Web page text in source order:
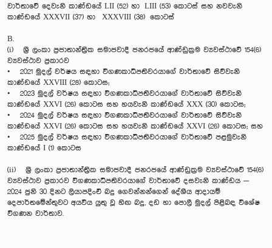
වාර්තාවේ දෙවැනි කාණ්ඩයේ LII (52) හා LIII (53) කොටස් සහ නවවැනි
කාණ්ඩයේ XXXVII (37) හා XXXVIII (38) කොටස්
B.
(i) ශ්‍රී ලංකා ප්‍රජාතාන්ත්‍රික සමාජවාදී ජනරජයේ ආණ්ඩුක්‍රම ව්‍යවස්ථාවේ 154(6)
ව්‍යවස්ථාව ප්‍රකාරව
• 2021 මුදල් වර්ෂය සඳහා විගණකාධිපතිවරයාගේ වාර්තාවේ සිව්වැනි
කාණ්ඩයේ XXVIII (28) කොටස;
• 2023 මුදල් වර්ෂය සඳහා විගණකාධිපතිවරයාගේ වාර්තාවේ සිව්වැනි
කාණ්ඩයේ XXVI (26) කොටස සහ හයවැනි කාණ්ඩයේ XXX (30) කොටස;
• 2024 මුදල් වර්ෂය සඳහා විගණකාධිපතිවරයාගේ වාර්තාවේ සිව්වැනි
කාණ්ඩයේ XXVI (26) කොටස සහ හයවැනි කාණ්ඩයේ XXVI (26) කොටස; සහ
• 2025 මුදල් වර්ෂය සඳහා විගණකාධිපතිවරයාගේ වාර්තාවේ පළමුවැනි
කාණ්ඩයේ I (1) කොටස
(ii) ශ්‍රී ලංකා ප්‍රජාතාන්ත්‍රික සමාජවාදී ජනරජයේ ආණ්ඩුක්‍රම ව්‍යවස්ථාවේ 154(6)
ව්‍යවස්ථාව ප්‍රකාරව විගණකාධිපතිවරයාගේ වාර්තාවේ දසවැනි කාණ්ඩය ─
2024 ජුනි 30 දිනට ලියාපදිංචි බදු ගෙවන්නන්ගෙන් දේශීය ආදායම්
දෙපාර්තමේන්තුවට අයවිය යුතු වූ හිඟ බදු, දඩ හා පොලී මුදල් පිළිබඳ විශේෂ
විගණන වාර්තාව.